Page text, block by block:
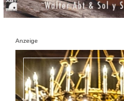
Anzeige